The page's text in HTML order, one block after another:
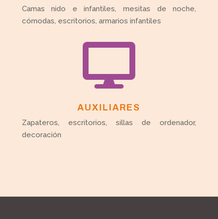
Camas nido e infantiles, mesitas de noche,
cómodas, escritorios, armarios infantiles

AUXILIARES
Zapateros, escritorios, sillas de ordenador,
decoración